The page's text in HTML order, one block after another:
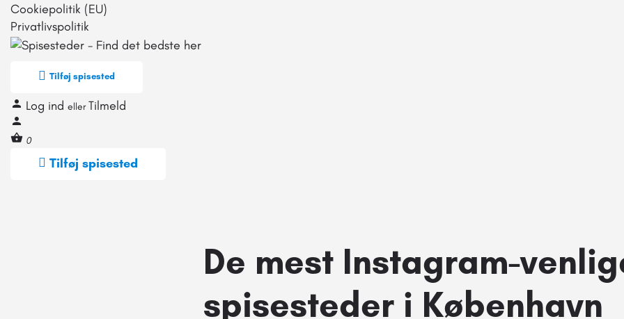
Cookiepolitik (EU)
Privatlivspolitik
Tilføj spisested
Log ind eller Tilmeld
0
Tilføj spisested
De mest Instagram-
spisesteder i København